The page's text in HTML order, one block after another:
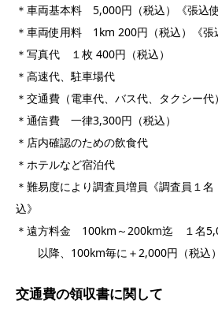
＊車両基本料 5,000円（税込）《張込使
＊車両使用料 1km 200円（税込）《張
＊写真代 １枚 400円（税込）
＊高速代、駐車場代
＊交通費（電車代、バス代、タクシー代）
＊通信費 一律3,300円（税込）
＊店内確認のための飲食代
＊ホテルなど宿泊代
＊難易度により調査員増員《調査員１
込》
＊遠方料金 100km～200km迄 １名
以降、100km毎に＋2,000円（税込
交通費の領収書に関して